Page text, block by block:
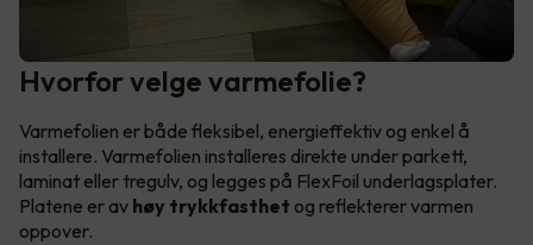
Hvorfor velge varmefolie?
Varmefolien er både fleksibel, energieffektiv og enkel å
installere. Varmefolien installeres direkte under parkett,
laminat eller tregulv, og legges på FlexFoil underlagsplater.
Platene er av høy trykkfasthet og reflekterer varmen
oppover.